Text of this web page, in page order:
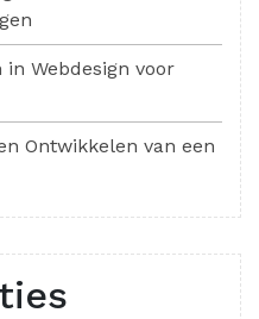
Webdesign voor
Ontwikkelen van een